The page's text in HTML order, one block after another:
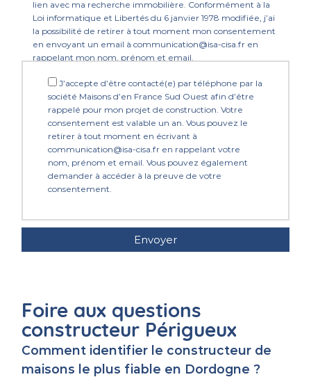
lien avec ma recherche immobilière. Conformément à la
Loi informatique et Libertés du 6 janvier 1978 modifiée, j’ai
la possibilité de retirer à tout moment mon consentement
en envoyant un email à communication@isa-cisa.fr en
rappelant mon nom, prénom et email.
J’accepte d’être contacté(e) par téléphone par la
société Maisons d’en France Sud Ouest afin d’être
rappelé pour mon projet de construction. Votre
consentement est valable un an. Vous pouvez le
retirer à tout moment en écrivant à
communication@isa-cisa.fr en rappelant votre
nom, prénom et email. Vous pouvez également
demander à accéder à la preuve de votre
consentement.
Foire aux questions
constructeur Périgueux
Comment identifier le constructeur de
maisons le plus fiable en Dordogne ?